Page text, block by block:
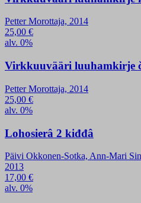
Petter Morottaja, 2014
25,00 €
alv. 0%
Virkkuuvääri luuhamkirje
Petter Morottaja, 2014
25,00 €
alv. 0%
Lohosierâ 2 kiđđâ
Päivi Okkonen-Sotka, Ann-Mari
2013
17,00 €
alv. 0%